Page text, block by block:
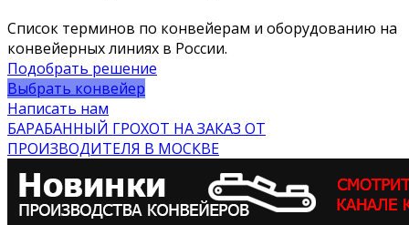
Список терминов по конвейерам и оборудованию на
конвейерных линиях в России.
Подобрать решение
Выбрать конвейер
Написать нам
БАРАБАННЫЙ ГРОХОТ НА ЗАКАЗ ОТ
ПРОИЗВОДИТЕЛЯ В МОСКВЕ